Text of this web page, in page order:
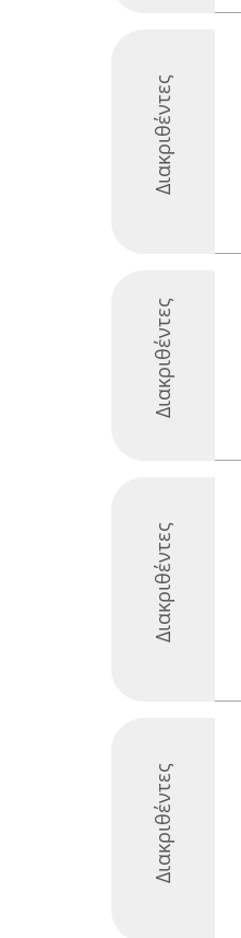
Διακριθέντες
Διακριθέντες
Διακριθέντες
Διακριθέντες